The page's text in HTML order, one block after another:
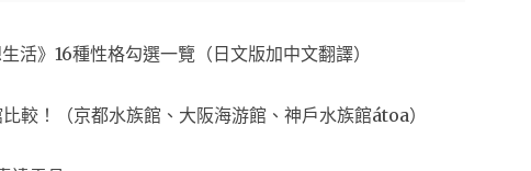
》16種性格勾選一覽（日文版加中文翻譯）
較！（京都水族館、大阪海游館、神戶水族館átoa）